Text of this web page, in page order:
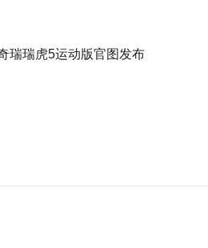
瑞瑞虎5运动版官图发布